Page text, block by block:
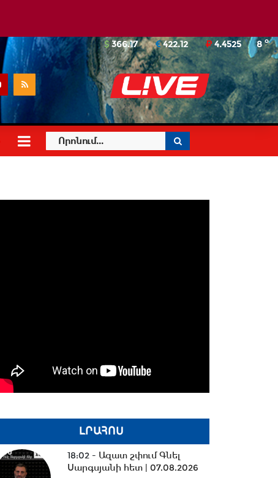
8o
366.17 422.12 4.4525
ԼՐԱՀՈՍ
18:02 - Ազատ շփում Գնել
Սարգսյանի հետ | 07.08.2026